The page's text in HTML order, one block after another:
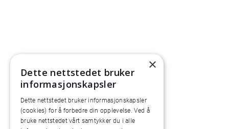
×
Dette nettstedet bruker
informasjonskapsler
Dette nettstedet bruker informasjonskapsler
(cookies) for å forbedre din opplevelse. Ved å
bruke nettstedet vårt samtykker du i alle